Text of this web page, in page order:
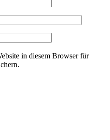
in diesem Browser für